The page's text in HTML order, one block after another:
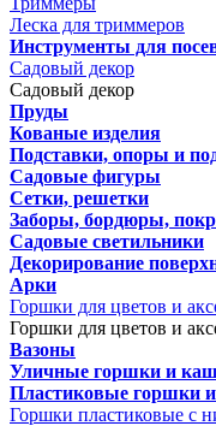
Леска для триммеров
Инструменты для
Садовый декор
Садовый декор
Пруды
Кованые изделия
Подставки, опоры и
Садовые фигуры
Сетки, решетки
Заборы, бордюры,
Садовые светильники
Декорирование
Арки
Горшки для цветов и
Горшки для цветов и
Вазоны
Уличные горшки и
Пластиковые горшки
Горшки пластиковые с